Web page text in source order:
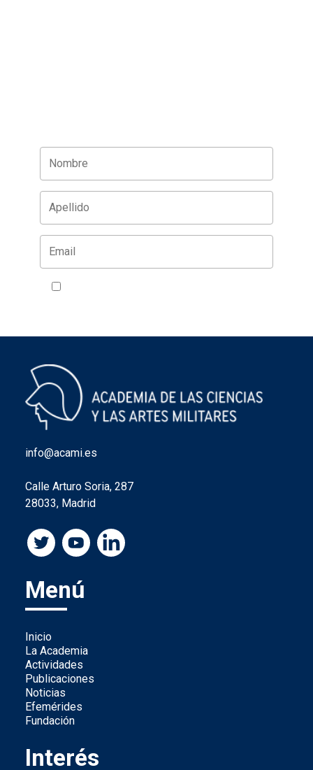
info@acami.es
Calle Arturo Soria, 287
28033, Madrid
Menú
Inicio
La Academia
Actividades
Publicaciones
Noticias
Efemérides
Fundación
Interés